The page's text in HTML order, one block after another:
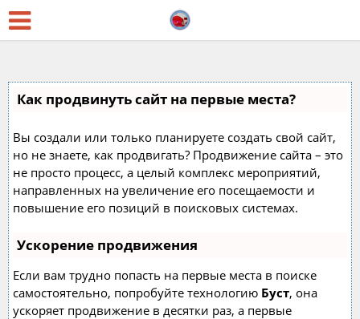
Как продвинуть сайт на первые места?
Вы создали или только планируете создать свой сайт,
но не знаете, как продвигать? Продвижение сайта – это
не просто процесс, а целый комплекс мероприятий,
направленных на увеличение его посещаемости и
повышение его позиций в поисковых системах.
Ускорение продвижения
Если вам трудно попасть на первые места в поиске
самостоятельно, попробуйте технологию Буст, она
ускоряет продвижение в десятки раз, а первые